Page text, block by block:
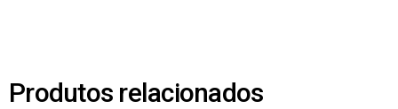
Produtos relacionados